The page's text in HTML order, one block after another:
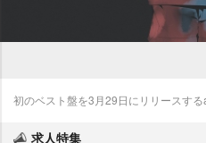
初のベスト盤を3月29日にリリースす
求人特集